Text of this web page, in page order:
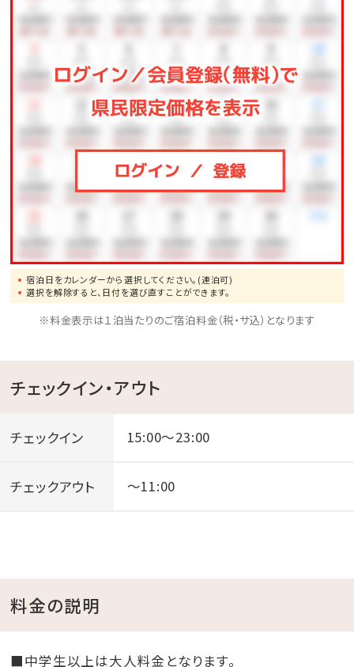
円 ※4泊以上は3，000円）
滞在中にエステはいかがですか？
詳細はこちら♪
宿泊日をカレンダーから選択してください。(連泊可)
選択を解除すると、日付を選び直すことができます。
※料金表示は１泊当たりのご宿泊料金（税・サ込）となります
チェックイン・アウト
チェックイン 15:00～23:00
チェックアウト ～11:00
料金の説明
■中学生以上は大人料金となります。